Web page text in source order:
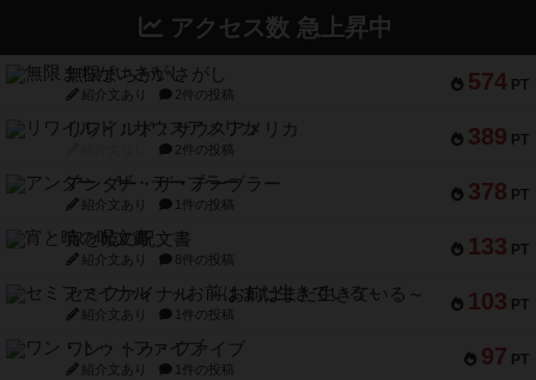
アクセス数 急上昇中
574 PT
無限まちがいさがし
紹介文あり 2件の投稿
389 PT
リワイルド：サウスアメリカ
2件の投稿
378 PT
アンダー・ザ・テーブラー
紹介文あり 1件の投稿
133 PT
宵と暁の呪文書
紹介文あり 8件の投稿
103 PT
セミファイナル ～お前はまだ生きている～
紹介文あり 1件の投稿
97 PT
ワン・トゥ・ファイブ
紹介文あり 1件の投稿